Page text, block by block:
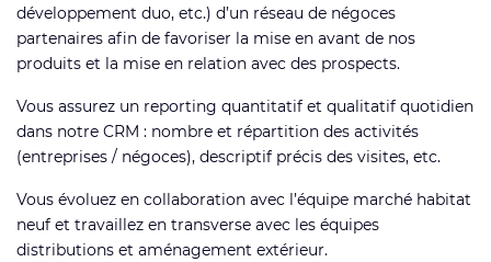
développement duo, etc.) d’un réseau de négoces
partenaires afin de favoriser la mise en avant de nos
produits et la mise en relation avec des prospects.
Vous assurez un reporting quantitatif et qualitatif quotidien
dans notre CRM : nombre et répartition des activités
(entreprises / négoces), descriptif précis des visites, etc.
Vous évoluez en collaboration avec l’équipe marché habitat
neuf et travaillez en transverse avec les équipes
distributions et aménagement extérieur.